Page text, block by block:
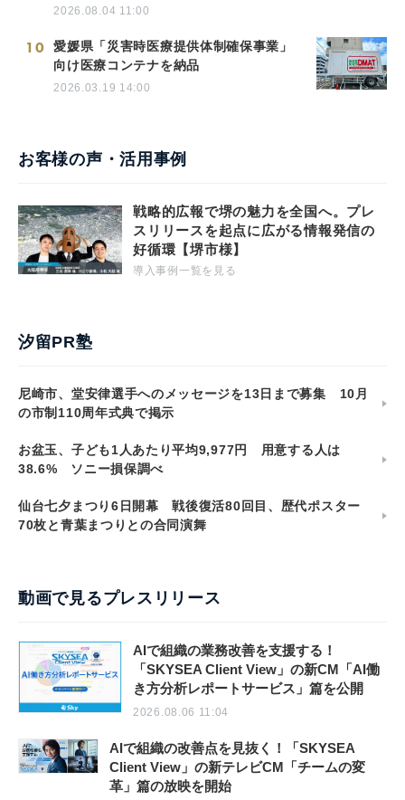
2026.08.04 11:00
10
愛媛県「災害時医療提供体制確保事業」
向け医療コンテナを納品
2026.03.19 14:00
お客様の声・活用事例
戦略的広報で堺の魅力を全国へ。プレ
スリリースを起点に広がる情報発信の
好循環【堺市様】
導入事例一覧を見る
汐留PR塾
尼崎市、堂安律選手へのメッセージを13日まで募集 10月
の市制110周年式典で掲示
お盆玉、子ども1人あたり平均9,977円 用意する人は
38.6% ソニー損保調べ
仙台七夕まつり6日開幕 戦後復活80回目、歴代ポスター
70枚と青葉まつりとの合同演舞
動画で見るプレスリリース
AIで組織の業務改善を支援する！
「SKYSEA Client View」の新CM「AI働
き方分析レポートサービス」篇を公開
2026.08.06 11:04
AIで組織の改善点を見抜く！「SKYSEA
Client View」の新テレビCM「チームの変
革」篇の放映を開始